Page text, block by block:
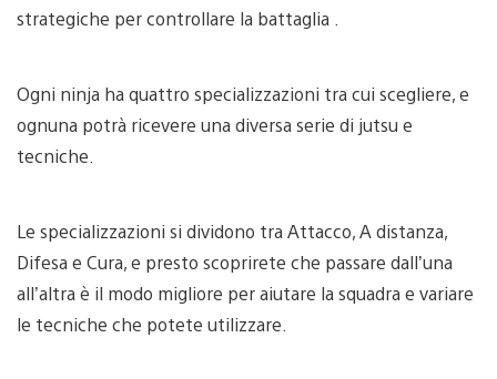
strategiche per controllare la battaglia .
Ogni ninja ha quattro specializzazioni tra cui scegliere, e
ognuna potrà ricevere una diversa serie di jutsu e
tecniche.
Le specializzazioni si dividono tra Attacco, A distanza,
Difesa e Cura, e presto scoprirete che passare dall’una
all’altra è il modo migliore per aiutare la squadra e variare
le tecniche che potete utilizzare.